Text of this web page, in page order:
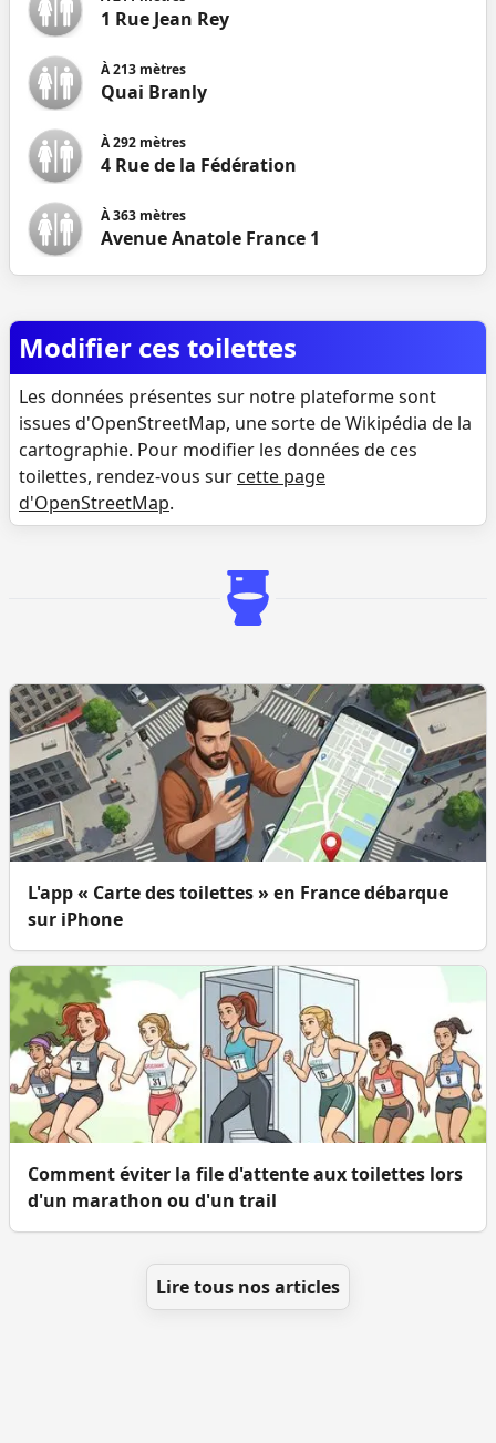
1 Rue Jean Rey
À213 mètres
Quai Branly
À292 mètres
4 Rue de la Fédération
À363 mètres
Avenue Anatole France 1
Modifier ces toilettes
Les données présentes sur notre plateforme sont
issues d'OpenStreetMap, une sorte de Wikipédia de la
cartographie. Pour modifier les données de ces
toilettes, rendez-vous sur cette page
d'OpenStreetMap.
L'app « Carte des toilettes » en France débarque
sur iPhone
Comment éviter la file d'attente aux toilettes lors
d'un marathon ou d'un trail
Lire tous nos articles